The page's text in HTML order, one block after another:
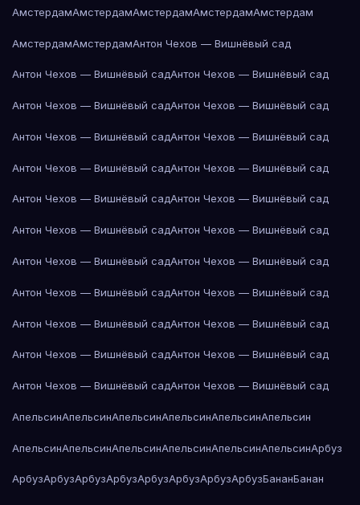
АмстердамАмстердамАмстердамАмстердамАмстердам
АмстердамАмстердамАнтон Чехов — Вишнёвый сад
Антон Чехов — Вишнёвый садАнтон Чехов — Вишнёвый сад
Антон Чехов — Вишнёвый садАнтон Чехов — Вишнёвый сад
Антон Чехов — Вишнёвый садАнтон Чехов — Вишнёвый сад
Антон Чехов — Вишнёвый садАнтон Чехов — Вишнёвый сад
Антон Чехов — Вишнёвый садАнтон Чехов — Вишнёвый сад
Антон Чехов — Вишнёвый садАнтон Чехов — Вишнёвый сад
Антон Чехов — Вишнёвый садАнтон Чехов — Вишнёвый сад
Антон Чехов — Вишнёвый садАнтон Чехов — Вишнёвый сад
Антон Чехов — Вишнёвый садАнтон Чехов — Вишнёвый сад
Антон Чехов — Вишнёвый садАнтон Чехов — Вишнёвый сад
Антон Чехов — Вишнёвый садАнтон Чехов — Вишнёвый сад
АпельсинАпельсинАпельсинАпельсинАпельсинАпельсин
АпельсинАпельсинАпельсинАпельсинАпельсинАпельсинАрбуз
АрбузАрбузАрбузАрбузАрбузАрбузАрбузАрбузБананБанан